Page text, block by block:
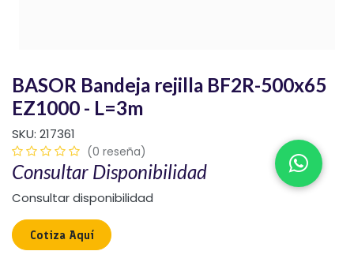
BASOR Bandeja rejilla BF2R-500x65
EZ1000 - L=3m
SKU: 217361
(0 reseña)
Consultar Disponibilidad
Consultar disponibilidad
Cotiza Aquí​